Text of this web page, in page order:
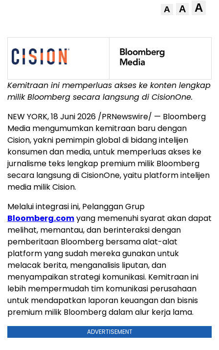
A A A
Kemitraan ini memperluas akses ke konten lengkap
milik Bloomberg secara langsung di CisionOne.
NEW YORK,18 Juni 2026 /PRNewswire/ — Bloomberg
Media mengumumkan kemitraan baru dengan
Cision, yakni pemimpin global di bidang intelijen
konsumen dan media, untuk memperluas akses ke
jurnalisme teks lengkap premium milik Bloomberg
secara langsung di CisionOne, yaitu platform intelijen
media milik Cision.
Melalui integrasi ini, Pelanggan Grup
Bloomberg.comyang memenuhi syarat akan dapat
melihat, memantau, dan berinteraksi dengan
pemberitaan Bloomberg bersama alat-alat
platform yang sudah mereka gunakan untuk
melacak berita, menganalisis liputan, dan
menyampaikan strategi komunikasi. Kemitraan ini
lebih mempermudah tim komunikasi perusahaan
untuk mendapatkan laporan keuangan dan bisnis
premium milik Bloomberg dalam alur kerja lama.
ADVERTISEMENT